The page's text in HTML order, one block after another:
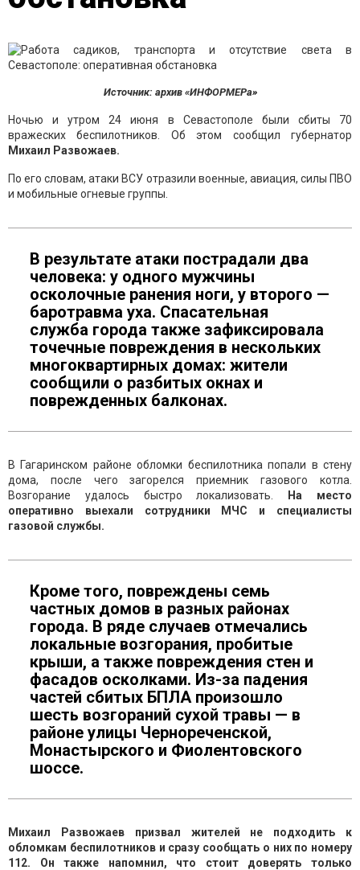
Источник: архив «ИНФОРМЕРа»
Ночью и утром 24 июня в Севастополе были сбиты 70
вражеских беспилотников. Об этом сообщил губернатор
Михаил Развожаев.
По его словам, атаки ВСУ отразили военные, авиация, силы ПВО
и мобильные огневые группы.
В результате атаки пострадали два
человека: у одного мужчины
осколочные ранения ноги, у второго —
баротравма уха. Спасательная
служба города также зафиксировала
точечные повреждения в нескольких
многоквартирных домах: жители
сообщили о разбитых окнах и
поврежденных балконах.
В Гагаринском районе обломки беспилотника попали в стену
дома, после чего загорелся приемник газового котла.
Возгорание удалось быстро локализовать.
На место
оперативно выехали сотрудники МЧС и специалисты
газовой службы.
Кроме того, повреждены семь
частных домов в разных районах
города. В ряде случаев отмечались
локальные возгорания, пробитые
крыши, а также повреждения стен и
фасадов осколками. Из-за падения
частей сбитых БПЛА произошло
шесть возгораний сухой травы — в
районе улицы Чернореченской,
Монастырского и Фиолентовского
шоссе.
Михаил Развожаев призвал жителей не подходить к
обломкам беспилотников и сразу сообщать о них по номеру
112. Он также напомнил, что стоит доверять только